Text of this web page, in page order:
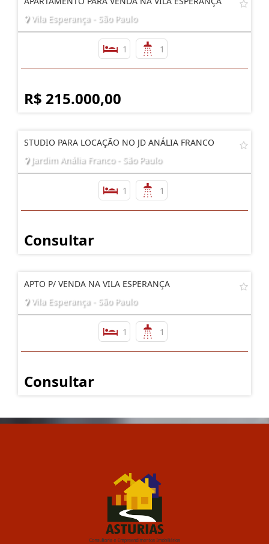
Vila Esperança - São Paulo
1 1
R$ 215.000,00
STUDIO PARA LOCAÇÃO NO JD ANÁLIA FRANCO
Jardim Anália Franco - São Paulo
1 1
Consultar
APTO P/ VENDA NA VILA ESPERANÇA
Vila Esperança - São Paulo
1 1
Consultar